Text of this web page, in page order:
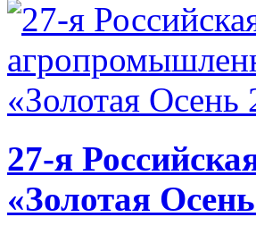
27-я
«Золотая